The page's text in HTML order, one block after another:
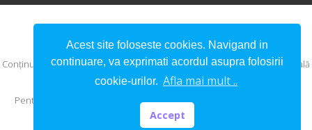
© 2026 Compania de Apă Someș S.A.
Conţinutul acestui material nu reprezintă în mod obligatoriu poziţia oficială
a Uniunii Europene sau a Guvernului României.
Pentru informaţii detaliate despre celelalte programe cofinanţate de
Uniunea Europeană, vă invităm să vizitaţi
Acest site foloseste cookies. Navigand in
continuare, va exprimati acordul asupra folosirii
cookie-urilor. Afla mai mult ..
Accept